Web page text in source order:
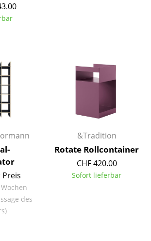
Bettzubehör
des
&Tradition
Rotate Rollcontainer
CHF 420.00
Sofort lieferbar